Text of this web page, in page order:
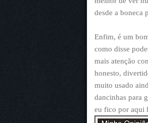
desde a boneca
Enfim, é um
como disse
mais atenção
honesto,
muito usado
dancinhas para
eu fico por aqui